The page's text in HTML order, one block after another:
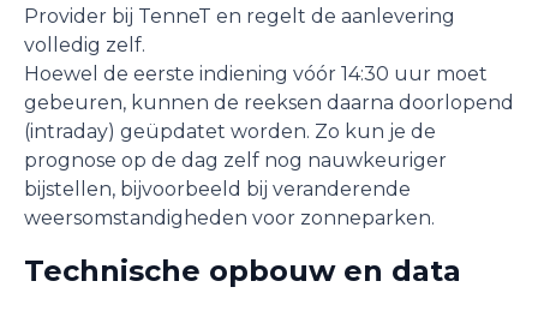
Provider bij TenneT en regelt de aanlevering
volledig zelf.
Hoewel de eerste indiening vóór 14:30 uur moet
gebeuren, kunnen de reeksen daarna doorlopend
(intraday) geüpdatet worden. Zo kun je de
prognose op de dag zelf nog nauwkeuriger
bijstellen, bijvoorbeeld bij veranderende
weersomstandigheden voor zonneparken.
Technische opbouw en data